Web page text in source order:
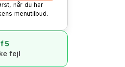
når du har
menutilbud.
5
fejl